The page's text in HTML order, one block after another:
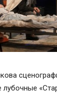
лубочные